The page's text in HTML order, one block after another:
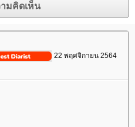
22 พฤศจิกายน 2564